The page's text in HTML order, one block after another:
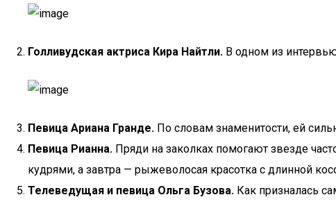
Голливудская актриса Кира Найтли. В одном из
Певица Ариана Гранде. По словам знаменитости, ей
Певица Рианна. Пряди на заколках помогают звезде
кудрями, а завтра — рыжеволосая красотка с длинной
Телеведущая и певица Ольга Бузова. Как призналась